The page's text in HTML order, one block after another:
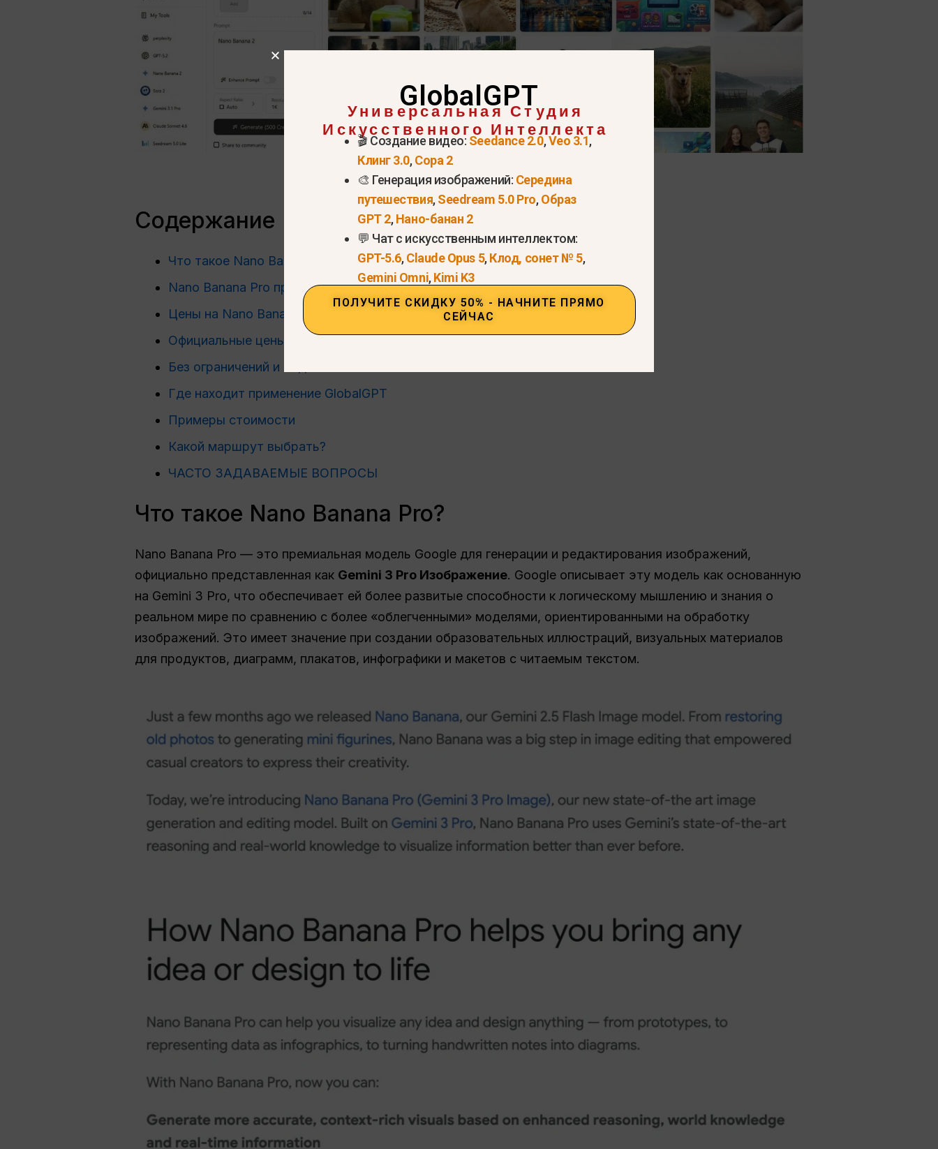
Попробуйте Nano Banana 2 прямо сейчас >
Содержание
Что такое Nano Banana Pro?
Nano Banana Pro против Nano Banana 2
Цены на Nano Banana Pro в зависимости от способа доступа
Официальные цены на API
Без ограничений и водяных знаков
Где находит применение GlobalGPT
Примеры стоимости
Какой маршрут выбрать?
ЧАСТО ЗАДАВАЕМЫЕ ВОПРОСЫ
Что такое Nano Banana Pro?
Nano Banana Pro — это премиальная модель Google для генерации и редактирования изображений,
официально представленная как Gemini 3 Pro Изображение. Google описывает эту модель как основанную
на Gemini 3 Pro, что обеспечивает ей более развитые способности к логическому мышлению и знания о
реальном мире по сравнению с более «облегченными» моделями, ориентированными на обработку
изображений. Это имеет значение при создании образовательных иллюстраций, визуальных материалов
для продуктов, диаграмм, плакатов, инфографики и макетов с читаемым текстом.
GlobalGPT
Универсальная Студия
Искусственного Интеллекта
🎬 Создание видео: Seedance 2.0,Veo 3.1,
Клинг 3.0,Сора 2
🎨 Генерация изображений: Середина
путешествия,Seedream 5.0 Pro,Образ
GPT 2,Нано-банан 2
💬 Чат с искусственным интеллектом:
GPT-5.6,Claude Opus 5,Клод, сонет № 5,
Gemini Omni,Kimi K3
ПОЛУЧИТЕ СКИДКУ 50% - НАЧНИТЕ ПРЯМО
СЕЙЧАС